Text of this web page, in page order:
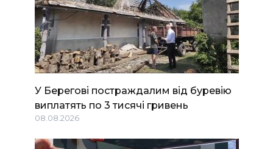
У Берегові постраждалим від буревію
виплатять по 3 тисячі гривень
08.08.2026